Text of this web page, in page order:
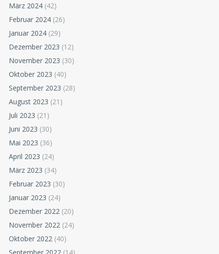
März 2024 (42)
Februar 2024 (26)
Januar 2024 (29)
Dezember 2023 (12)
November 2023 (30)
Oktober 2023 (40)
September 2023 (28)
August 2023 (21)
Juli 2023 (21)
Juni 2023 (30)
Mai 2023 (36)
April 2023 (24)
März 2023 (34)
Februar 2023 (30)
Januar 2023 (24)
Dezember 2022 (20)
November 2022 (24)
Oktober 2022 (40)